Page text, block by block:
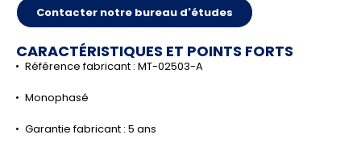
Contacter notre bureau d'études
CARACTÉRISTIQUES ET POINTS FORTS
Référence fabricant : MT-02503-A
Monophasé
Garantie fabricant : 5 ans